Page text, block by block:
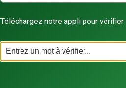
Téléchargez notre appli pour